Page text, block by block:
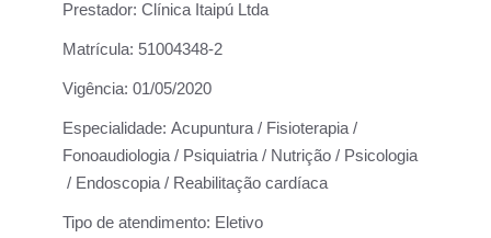
Prestador: Clínica Itaipú Ltda
Matrícula: 51004348-2
Vigência: 01/05/2020
Especialidade: Acupuntura / Fisioterapia /
Fonoaudiologia / Psiquiatria / Nutrição / Psicologia
/ Endoscopia / Reabilitação cardíaca
Tipo de atendimento: Eletivo